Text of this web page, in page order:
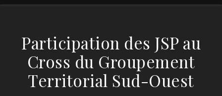
Participation des JSP au
Cross du Groupement
Territorial Sud-Ouest